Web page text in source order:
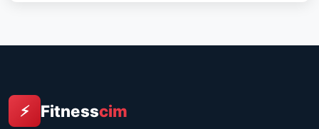
⚡ Fitnesscim